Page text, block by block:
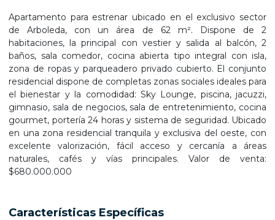
Apartamento para estrenar ubicado en el exclusivo sector
de Arboleda, con un área de 62 m². Dispone de 2
habitaciones, la principal con vestier y salida al balcón, 2
baños, sala comedor, cocina abierta tipo integral con isla,
zona de ropas y parqueadero privado cubierto. El conjunto
residencial dispone de completas zonas sociales ideales para
el bienestar y la comodidad: Sky Lounge, piscina, jacuzzi,
gimnasio, sala de negocios, sala de entretenimiento, cocina
gourmet, portería 24 horas y sistema de seguridad. Ubicado
en una zona residencial tranquila y exclusiva del oeste, con
excelente valorización, fácil acceso y cercanía a áreas
naturales, cafés y vías principales. Valor de venta:
$680.000.000
Características Específicas